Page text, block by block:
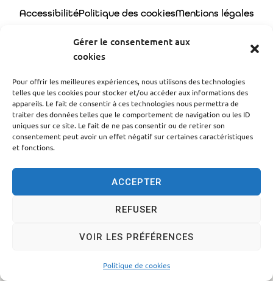
Gérer le consentement aux
cookies
Pour offrir les meilleures expériences, nous utilisons des technologies
telles que les cookies pour stocker et/ou accéder aux informations des
appareils. Le fait de consentir à ces technologies nous permettra de
traiter des données telles que le comportement de navigation ou les ID
uniques sur ce site. Le fait de ne pas consentir ou de retirer son
consentement peut avoir un effet négatif sur certaines caractéristiques
et fonctions.
ACCEPTER
REFUSER
VOIR LES PRÉFÉRENCES
Politique de cookies
AccessibilitéPolitique des cookiesMentions légales
© 2024 - Propulsé par Utopia